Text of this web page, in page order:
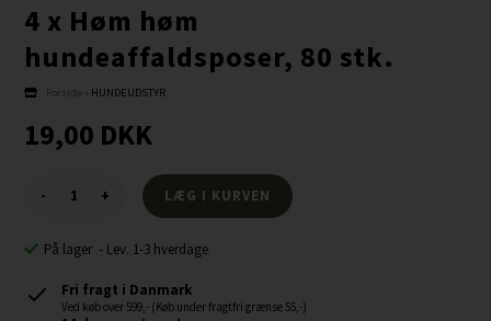
4 x Høm høm
hundeaffaldsposer, 80 stk.
Forside HUNDEUDSTYR
19,00 DKK
- +
På lager - Lev. 1-3 hverdage
Fri fragt i Danmark
Ved køb over 599,- (Køb under fragtfri grænse 55,-)